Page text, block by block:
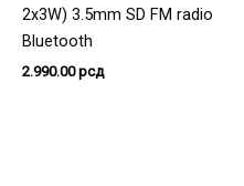
2x3W) 3.5mm SD FM radio
Bluetooth
2.990.00рсд